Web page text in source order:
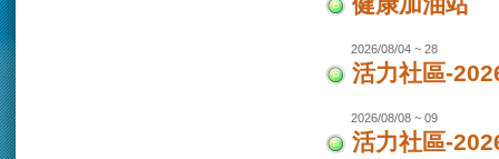
2026/08/04 ~ 28
活力社區-
2026/08/08 ~ 09
活力社區-